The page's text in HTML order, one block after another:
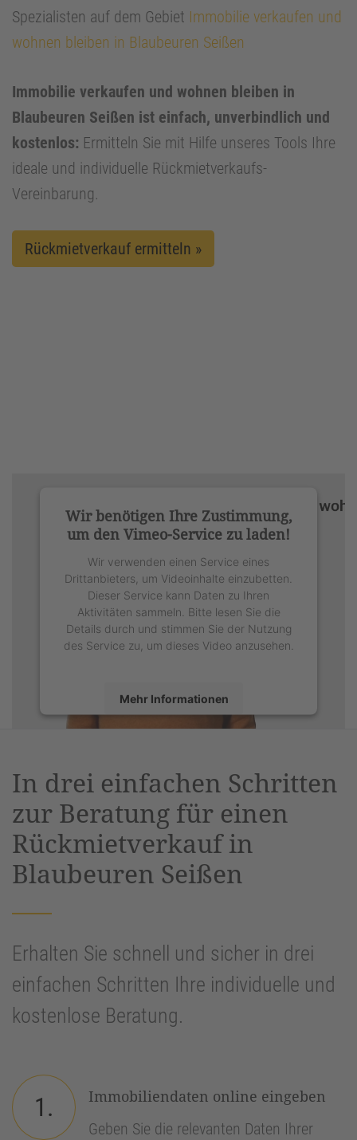
Spezialisten auf dem Gebiet Immobilie verkaufen und
wohnen bleiben in Blaubeuren Seißen
Immobilie verkaufen und wohnen bleiben in
Blaubeuren Seißen ist einfach, unverbindlich und
kostenlos: Ermitteln Sie mit Hilfe unseres Tools Ihre
ideale und individuelle Rückmietverkaufs-
Vereinbarung.
Rückmietverkauf ermitteln »
Wir benötigen Ihre Zustimmung,
um den Vimeo-Service zu laden!
Wir verwenden einen Service eines
Drittanbieters, um Videoinhalte einzubetten.
Dieser Service kann Daten zu Ihren
Aktivitäten sammeln. Bitte lesen Sie die
Details durch und stimmen Sie der Nutzung
des Service zu, um dieses Video anzusehen.
Mehr Informationen
Management Platform&eRecht24
In drei einfachen Schritten
zur Beratung für einen
Rückmietverkauf in
Blaubeuren Seißen
Erhalten Sie schnell und sicher in drei
einfachen Schritten Ihre individuelle und
kostenlose Beratung.
1.
Immobiliendaten online eingeben
Geben Sie die relevanten Daten Ihrer